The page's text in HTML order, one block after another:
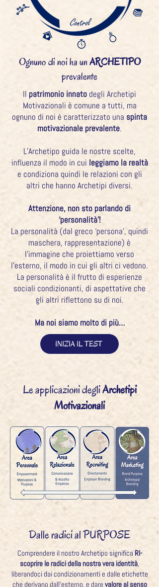
Ognuno di noi ha unARCHETIPO
prevalente
Il patrimonio innato degli Archetipi
Motivazionali è comune a tutti, ma
ognuno di noi è caratterizzato una spinta
motivazionale prevalente.
L’Archetipo guida le nostre scelte,
influenza il modo in cui leggiamo la realtà
e condiziona quindi le relazioni con gli
altri che hanno Archetipi diversi.
Attenzione, non sto parlando di
‘personalità’!
La personalità (dal greco ‘persona’, quindi
maschera, rappresentazione) è
l’immagine che proiettiamo verso
l’esterno, il modo in cui gli altri ci vedono.
La personalità è il frutto di esperienze
sociali condizionanti, di aspettative che
gli altri riflettono su di noi.
Ma noi siamo molto di più…
INIZIA IL TEST
Le applicazioni degliArchetipi
Motivazionali
Dalle radici al PURPOSE
Comprendere il nostro Archetipo significa RI-
scoprire le radici della nostra vera identità,
liberandoci dai condizionamenti e dalle etichette
che derivano dall’esterno, e dare valore al senso